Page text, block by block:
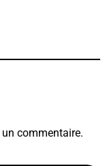
commentaire.